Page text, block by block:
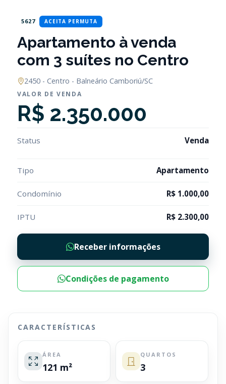
5627 ACEITA PERMUTA
Apartamento à venda
com 3 suítes no Centro
2450 - Centro - Balneário Camboriú/SC
VALOR DE VENDA
R$ 2.350.000
Status Venda
Tipo Apartamento
Condomínio R$ 1.000,00
IPTU R$ 2.300,00
Receber informações
Condições de pagamento
CARACTERÍSTICAS
ÁREA
121 m²
QUARTOS
3